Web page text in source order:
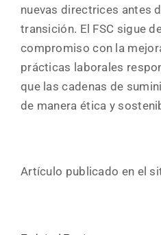
nuevas directrices antes
transición. El FSC sigue
compromiso con la
prácticas laborales
que las cadenas de
de manera ética y
Artículo publicado en el